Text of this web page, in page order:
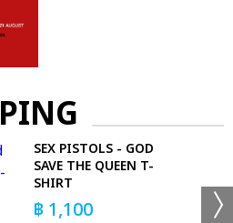
SEX PISTOLS - GOD
SAVE THE QUEEN T-
SHIRT
฿ 1,100